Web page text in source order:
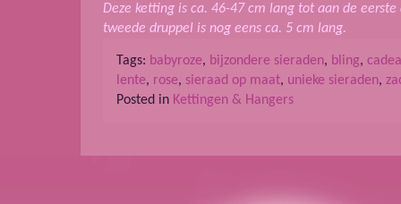
Deze ketting is ca. 46-47 cm lang tot aan de
tweede druppel is nog eens ca. 5 cm lang.
Tags: babyroze, bijzondere sieraden, bling,
lente, rose, sieraad op maat, unieke sieraden,
Posted in Kettingen & Hangers